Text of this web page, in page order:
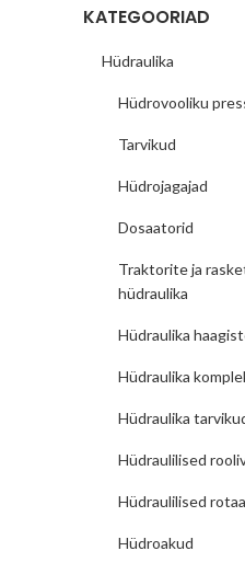
KATEGOORIAD
Hüdraulika
Hüdrovooliku
Tarvikud
Hüdrojagajad
Dosaatorid
Traktorite ja
hüdraulika
Hüdraulika
Hüdraulika
Hüdraulika
Hüdraulilised
Hüdraulilised
Hüdroakud